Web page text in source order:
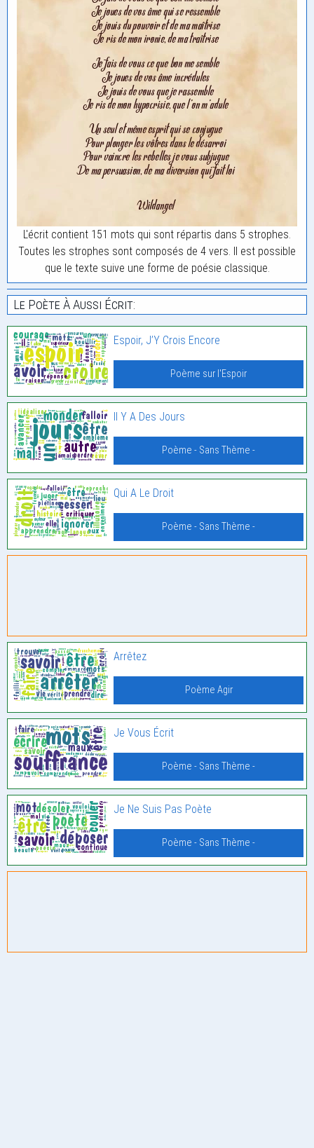
L'écrit contient 151 mots qui sont répartis dans 5 strophes.
Toutes les strophes sont composés de 4 vers. Il est possible
que le texte suive une forme de poésie classique.
Le Poète À Aussi Écrit:
Espoir, J’Y Crois Encore
Poème sur l'Espoir
Il Y A Des Jours
Poème - Sans Thème -
Qui A Le Droit
Poème - Sans Thème -
Arrêtez
Poème Agir
Je Vous Écrit
Poème - Sans Thème -
Je Ne Suis Pas Poète
Poème - Sans Thème -